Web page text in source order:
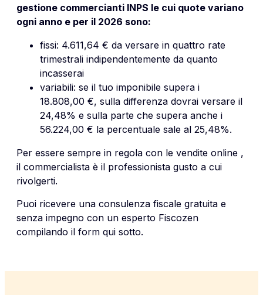
gestione commercianti INPS le cui quote variano
ogni anno e per il 2026 sono:
fissi: 4.611,64 € da versare in quattro rate
trimestrali indipendentemente da quanto
incasserai
variabili: se il tuo imponibile supera i
18.808,00 €, sulla differenza dovrai versare il
24,48% e sulla parte che supera anche i
56.224,00 € la percentuale sale al 25,48%.
Per essere sempre in regola con le vendite online ,
il commercialista è il professionista gusto a cui
rivolgerti.
Puoi ricevere una consulenza fiscale gratuita e
senza impegno con un esperto Fiscozen
compilando il form qui sotto.